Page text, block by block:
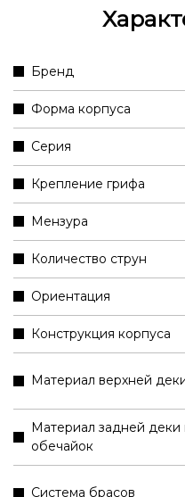
Бренд
Форма корпуса
Серия
Крепление грифа
Мензура
Количество струн
Ориентация
Конструкция корпуса
Материал верхней
Материал задней деки
обечайок
Система брасов